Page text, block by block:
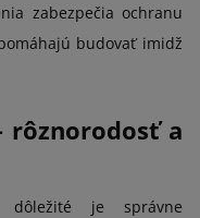
zabezpečia ochranu
budovať imidž
rôznorodosť a
dôležité je správne